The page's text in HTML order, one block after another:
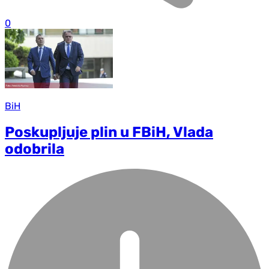
0
BiH
Poskupljuje plin u FBiH, Vlada
odobrila